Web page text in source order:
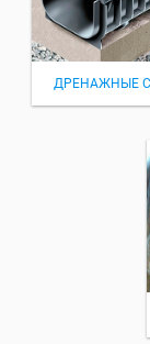
ДРЕНАЖНЫЕ